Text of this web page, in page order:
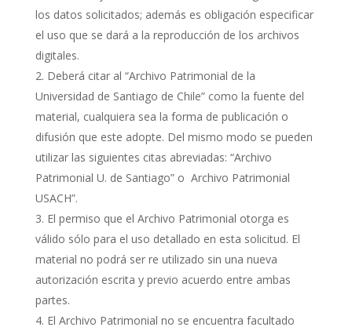
los datos solicitados; además es obligación especificar
el uso que se dará a la reproducción de los archivos
digitales.
Deberá citar al “Archivo Patrimonial de la
Universidad de Santiago de Chile” como la fuente del
material, cualquiera sea la forma de publicación o
difusión que este adopte. Del mismo modo se pueden
utilizar las siguientes citas abreviadas: “Archivo
Patrimonial U. de Santiago” o Archivo Patrimonial
USACH”.
El permiso que el Archivo Patrimonial otorga es
válido sólo para el uso detallado en esta solicitud. El
material no podrá ser re utilizado sin una nueva
autorización escrita y previo acuerdo entre ambas
partes.
El Archivo Patrimonial no se encuentra facultado